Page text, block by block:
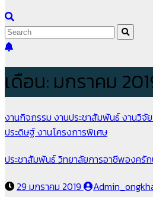
เดือน: มกราคม
งานกิจกรรม งานประชาสัมพันธ์งานวิจั
ประดิษฐ์งานโครงการพิเศษ
ประชาสัมพันธ์ วิทยาลัยการอาชีพองครั
29 มกราคม 2019